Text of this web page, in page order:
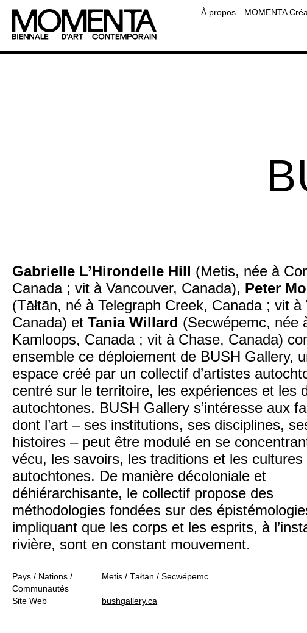
À propos
Contact
MOMENTA
2017
Gabrielle L’Hirondelle Hill (Metis, née à
Canada ; vit à Vancouver, Canada), Peter
(Tāłtān, né à Telegraph Creek, Canada ; vit à
Canada) et Tania Willard (Secwépemc, née
Kamloops, Canada ; vit à Chase, Canada)
ensemble ce déploiement de BUSH Gallery,
espace créé par un collectif d’artistes
centré sur le territoire, les expériences et les
autochtones. BUSH Gallery s’intéresse aux
dont l’art – ses institutions, ses disciplines,
histoires – peut être modulé en se
vécu, les savoirs, les traditions et les cultures
autochtones. De manière décoloniale et
déhiérarchisante, le collectif propose des
méthodologies fondées sur des
impliquant que les corps et les esprits, à
rivière, sont en constant mouvement.
Pays / Nations /
Communautés
Metis / Tāłtān / Secwépemc
Site Web bushgallery.ca